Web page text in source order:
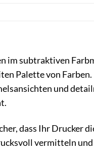
im subtraktiven
Palette von
und
dass Ihr Drucker
vermitteln